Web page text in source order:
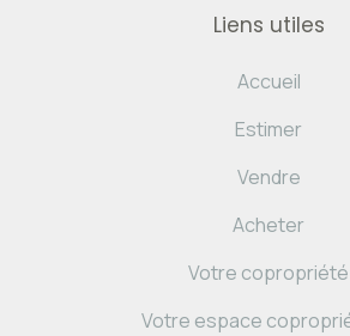
Liens utiles
Accueil
Estimer
Vendre
Acheter
Votre copropriété
Votre espace